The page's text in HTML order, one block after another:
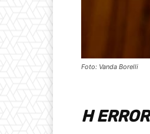
Foto: Vanda Borelli
H ERROR